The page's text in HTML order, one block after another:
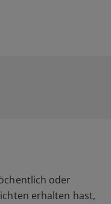
oder
erhalten hast,